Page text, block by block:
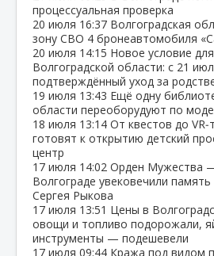
процессуальная проверка
20 июля 16:37 Волгоградская
зону СВО 4 бронеавтомобиля
20 июля 14:15 Новое условие
Волгоградской области: с 21
подтверждённый уход за
19 июля 13:43 Ещё одну
области переоборудуют по
18 июля 13:14 От квестов до
готовят к открытию детский
центр
17 июля 14:02 Орден Мужества
Волгограде увековечили
Сергея Рыкова
17 июля 13:51 Цены в
овощи и топливо подорожали,
инструменты — подешевели
17 июля 09:44 Кража под видом